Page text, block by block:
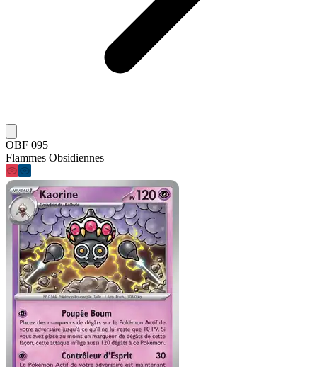
OBF 095
Flammes Obsidiennes